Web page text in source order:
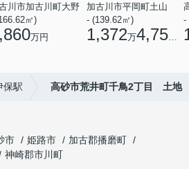
川市加古川町大野
㎡)
万円
加古川市平岡町土山
- (139.62㎡)
1,372万4,750 円
-
保駅 高砂市荒井町千鳥2丁目 土地
市 姫路市
加古郡播磨町
神崎郡市川町